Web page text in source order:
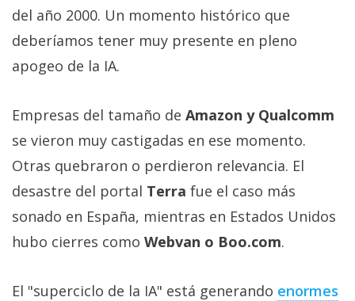
del año 2000. Un momento histórico que
deberíamos tener muy presente en pleno
apogeo de la IA.
Empresas del tamaño de Amazon y Qualcomm
se vieron muy castigadas en ese momento.
Otras quebraron o perdieron relevancia. El
desastre del portal Terra fue el caso más
sonado en España, mientras en Estados Unidos
hubo cierres como Webvan o Boo.com.
El "superciclo de la IA" está generando enormes